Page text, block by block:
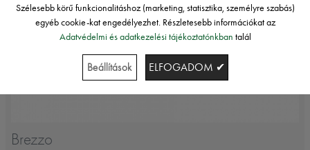
Brezzo
Szélesebb körű funkcionalitáshoz (marketing, statisztika, személyre szabás)
egyéb cookie-kat engedélyezhet. Részletesebb információkat az
Adatvédelmi és adatkezelési tájékoztatónkban talál
Beállítások ELFOGADOM ✔